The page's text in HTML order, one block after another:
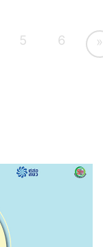
5 6 »